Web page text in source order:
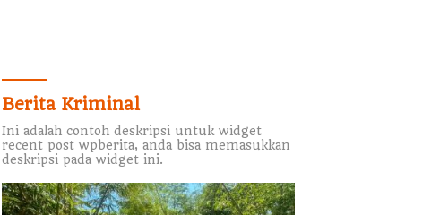
Berita Kriminal
Ini adalah contoh deskripsi untuk widget
recent post wpberita, anda bisa memasukkan
deskripsi pada widget ini.